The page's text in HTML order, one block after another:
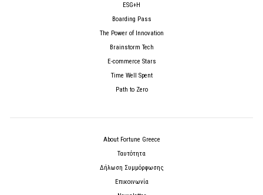
ESG+H
Boarding Pass
The Power of Innovation
Brainstorm Tech
E-commerce Stars
Time Well Spent
Path to Zero
About Fortune Greece
Ταυτότητα
Δήλωση Συμμόρφωσης
Επικοινωνία